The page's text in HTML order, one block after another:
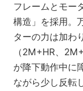
フレームとモー
構造」を採用。
ターの力は加わ
（2M+HR、
が降下動作中に
ながら少し反転